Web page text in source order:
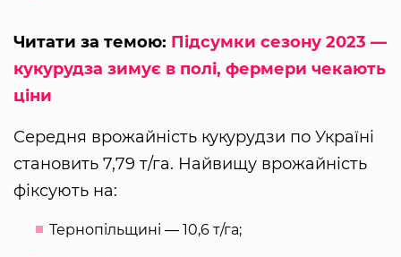
Читати за темою: Підсумки сезону 2023 —
кукурудза зимує в полі, фермери чекають
ціни
Середня врожайність кукурудзи по Україні
становить 7,79 т/га. Найвищу врожайність
фіксують на:
Тернопільщині — 10,6 т/га;